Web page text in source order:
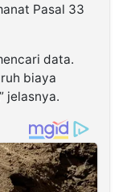
Pasal 33
data.
biaya
jelasnya.